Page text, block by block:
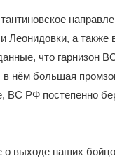
а
что гарнизон
нём большая
ВС РФ постепенно
о выходе наших